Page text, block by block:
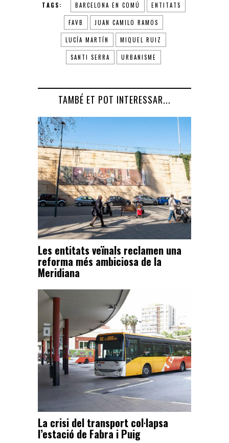
TAGS: BARCELONA EN COMÚ ENTITATS
FAVB JUAN CAMILO RAMOS
LUCÍA MARTÍN MIQUEL RUIZ
SANTI SERRA URBANISME
TAMBÉ ET POT INTERESSAR...
Les entitats veïnals reclamen una
reforma més ambiciosa de la
Meridiana
La crisi del transport col·lapsa
l’estació de Fabra i Puig